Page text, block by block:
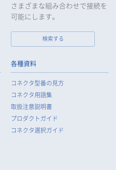
さまざまな組み合わせで接続を
可能にします。
検索する
各種資料
コネクタ型番の見方
コネクタ用語集
取扱注意説明書
プロダクトガイド
コネクタ選択ガイド